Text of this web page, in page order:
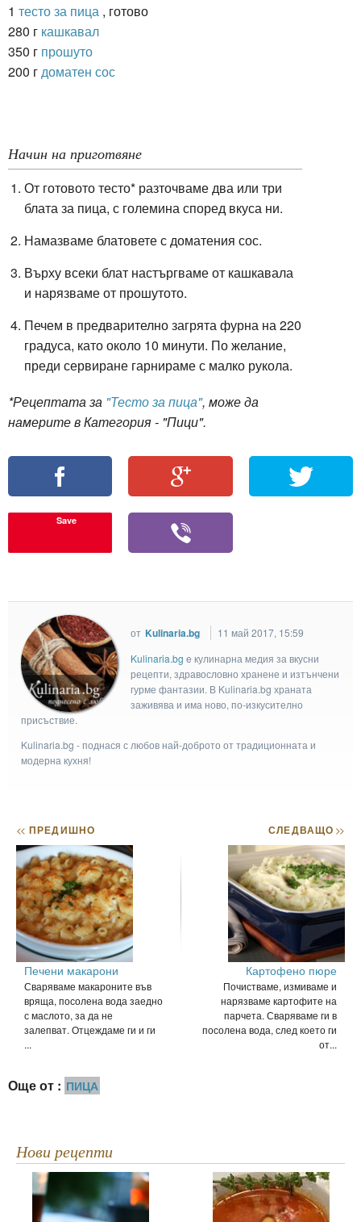
1 тесто за пица , готово
280 г кашкавал
350 г прошуто
200 г доматен сос
Начин на приготвяне
От готовото тесто* разточваме два или три
блата за пица, с големина според вкуса ни.
Намазваме блатовете с доматения сос.
Върху всеки блат настъргваме от кашкавала
и нарязваме от прошутото.
Печем в предварително загрята фурна на 220
градуса, като около 10 минути. По желание,
преди сервиране гарнираме с малко рукола.
*Рецептата за "Тесто за пица", може да
намерите в Категория - "Пици".
Save
от Kulinaria.bg
11 май 2017, 15:59
Kulinaria.bg e кулинарна медия за вкусни
рецепти, здравословно хранене и изтънчени
гурме фантазии. В Kulinaria.bg храната
заживява и има ново, по-изкусително
присъствие.
Kulinaria.bg - поднася с любов най-доброто от традиционната и
модерна кухня!
<< ПРЕДИШНО
Печени макарони
Сваряваме макароните във
вряща, посолена вода заедно
с маслото, за да не
залепват. Отцеждаме ги и ги
...
СЛЕДВАЩО>>
Картофено пюре
Почистваме, измиваме и
нарязваме картофите на
парчета. Сваряваме ги в
посолена вода, след което ги
от...
Още от : ПИЦА
Нови рецепти